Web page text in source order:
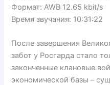
Формат: AWB 12.65 kbit/s
Время звучания: 10:31:22
После завершения
забот у Росгарда стало
законченные клановые
экономической базы –